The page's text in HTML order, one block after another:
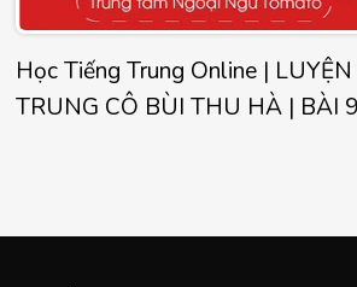
Học Tiếng Trung Online |
TRUNG CÔ BÙI THU HÀ | BÀI 9